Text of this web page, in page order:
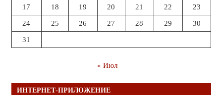
17 18 19 20 21 22 23
24 25 26 27 28 29 30
31
« Июл
ИНТЕРНЕТ-ПРИЛОЖЕНИЕ